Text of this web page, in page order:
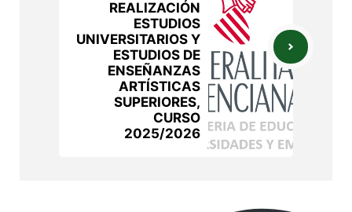
REALIZACIÓN
ESTUDIOS
UNIVERSITARIOS Y
ESTUDIOS DE
ENSEÑANZAS
ARTÍSTICAS
SUPERIORES,
CURSO
2025/2026